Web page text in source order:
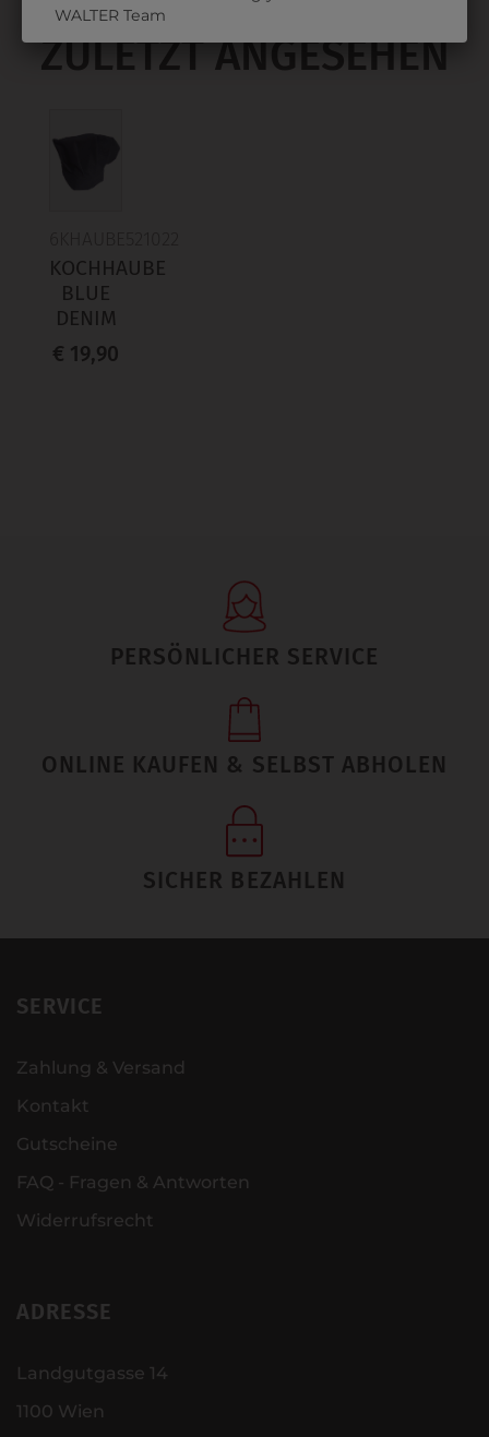
ZULETZT ANGESEHEN
KOCHHAUBE
BLUE
DENIM
€ 19,90
PERSÖNLICHER SERVICE
ONLINE KAUFEN & SELBST ABHOLEN
SICHER BEZAHLEN
SERVICE
Zahlung & Versand
Kontakt
Gutscheine
FAQ - Fragen & Antworten
Widerrufsrecht
ADRESSE
Landgutgasse 14
1100 Wien
WALTER Team